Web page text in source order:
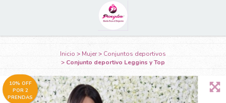
Inicio > Mujer> Conjuntos deportivos
> Conjunto deportivo Leggins y Top
10% OFF
POR 2
PRENDAS